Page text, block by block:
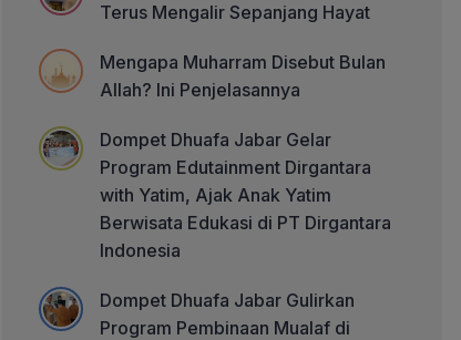
Terus Mengalir Sepanjang Hayat
Mengapa Muharram Disebut Bulan
Allah? Ini Penjelasannya
Dompet Dhuafa Jabar Gelar
Program Edutainment Dirgantara
with Yatim, Ajak Anak Yatim
Berwisata Edukasi di PT Dirgantara
Indonesia
Dompet Dhuafa Jabar Gulirkan
Program Pembinaan Mualaf di